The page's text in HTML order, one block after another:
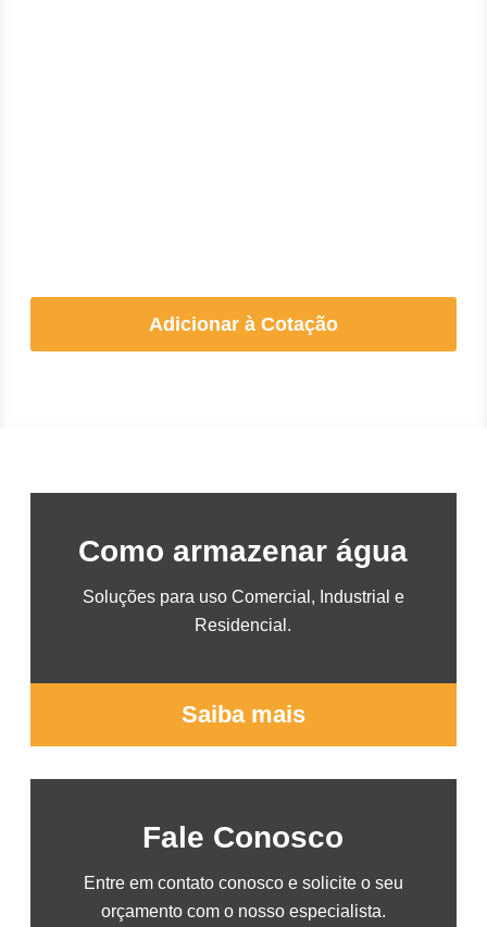
Adicionar à Cotação
Como armazenar água
Soluções para uso Comercial, Industrial e
Residencial.
Saiba mais
Fale Conosco
Entre em contato conosco e solicite o seu
orçamento com o nosso especialista.